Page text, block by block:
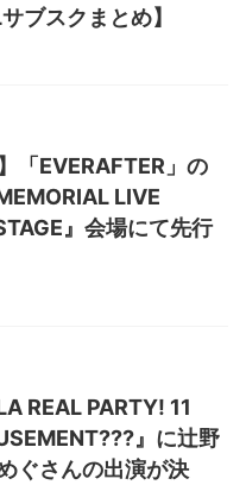
ブスクまとめ】
「EVERAFTER」の
LIVE
』会場にて先行
REAL PARTY! 11
』に辻野
ぐさんの出演が決